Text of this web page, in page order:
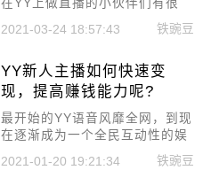
在YY上做直播的小伙伴们有很
多。但是有的YY主播的直播间是
非常热闹，有的主播却基本上没
成，也是有秘诀的，下面就跟着
小编一起，带你了解YY人气主播
2021-03-24 18:57:43 铁豌豆
YY新人主播如何快速变
现，提高赚钱能力呢?
最开始的YY语音风靡全网，到现
在逐渐成为一个全民互动性的娱
乐平台。YY也吸引了越来越多的
2021-01-20 19:21:34 铁豌豆